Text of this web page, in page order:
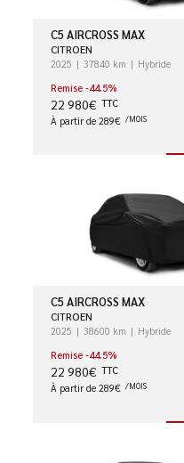
C5 AIRCROSS MAX
CITROEN
2025 37840 km
Hybride
Remise -44.5%
22 980€ TTC
À partir de 289€ /MOIS
C5 AIRCROSS MAX
CITROEN
2025 38600 km
Hybride
Remise -44.5%
22 980€ TTC
À partir de 289€ /MOIS